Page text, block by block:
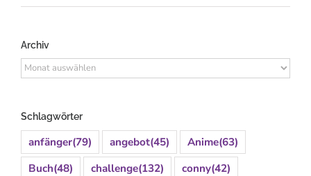
Archiv
Archiv
Schlagwörter
anfänger(79) angebot(45) Anime(63)
Buch(48) challenge(132) conny(42)